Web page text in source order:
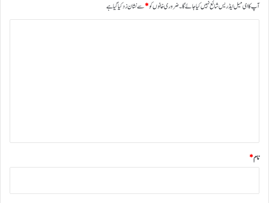
آپ کا ای میل ایڈریس شائع نہیں کیا جائے گا۔ضروری خانوں کو*سے نشان زد کیا گیا ہے
نام*